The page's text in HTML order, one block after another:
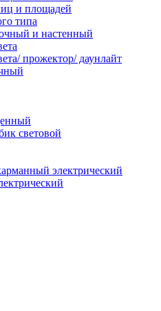
и площадей
типа
и настенный
прожектор/ даунлайт
световой
электрический